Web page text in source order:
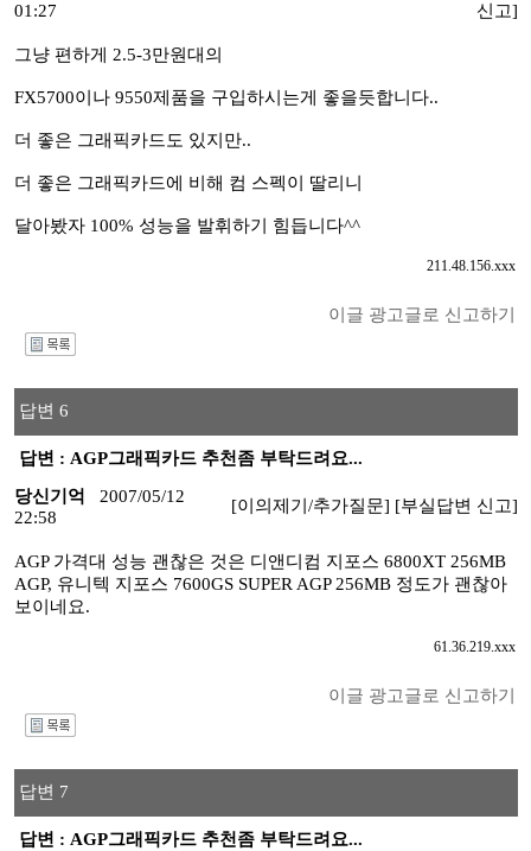
01:27
신고]
그냥 편하게 2.5-3만원대의
FX5700이나 9550제품을 구입하시는게 좋을듯합니다..
더 좋은 그래픽카드도 있지만..
더 좋은 그래픽카드에 비해 컴 스펙이 딸리니
달아봤자 100% 성능을 발휘하기 힘듭니다^^
211.48.156.xxx
이글 광고글로 신고하기
답변 6
답변 : AGP그래픽카드 추천좀 부탁드려요...
당신기억
2007/05/12
22:58
[이의제기/추가질문] [부실답변 신고]
AGP 가격대 성능 괜찮은 것은 디앤디컴 지포스 6800XT 256MB
AGP, 유니텍 지포스 7600GS SUPER AGP 256MB 정도가 괜찮아
보이네요.
61.36.219.xxx
이글 광고글로 신고하기
답변 7
답변 : AGP그래픽카드 추천좀 부탁드려요...